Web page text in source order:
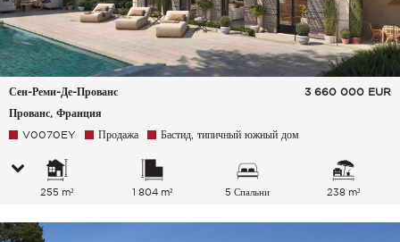
Сен-Реми-Де-Прованс
Прованс, Франция
3 660 000 EUR
V0070EY Продажа Бастид, типичный южный дом
255 m² 1 804 m² 5 Спальни 238 m²